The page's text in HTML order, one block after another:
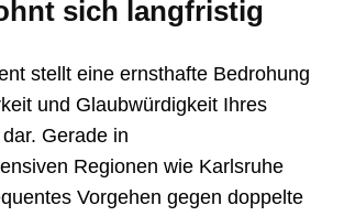
sich langfristig
stellt eine ernsthafte Bedrohung
und Glaubwürdigkeit Ihres
Gerade in
Regionen wie Karlsruhe
Vorgehen gegen doppelte